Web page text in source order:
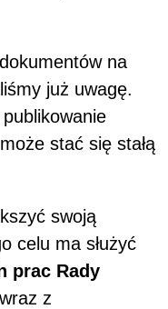
na
już uwagę.
stać się stałą
swoją
celu ma służyć
prac Rady
z